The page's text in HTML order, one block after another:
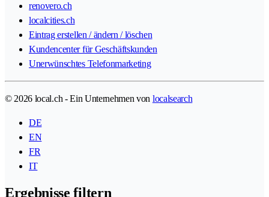
renovero.ch
localcities.ch
Eintrag erstellen / ändern / löschen
Kundencenter für Geschäftskunden
Unerwünschtes Telefonmarketing
© 2026 local.ch - Ein Unternehmen von localsearch
DE
EN
FR
IT
Ergebnisse filtern